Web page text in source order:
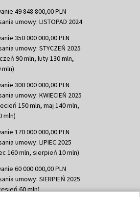
49 848 800,00 PLN
umowy: LISTOPAD 2024
350 000 000,00 PLN
umowy: STYCZEŃ 2025
90 mln, luty 130 mln,
300 000 000,00 PLN
umowy: KWIECIEŃ 2025
150 mln, maj 140 mln,
mln)
170 000 000,00 PLN
umowy: LIPIEC 2025
160 mln, sierpień 10 mln)
60 000 000,00 PLN
umowy: SIERPIEŃ 2025
60 mln)